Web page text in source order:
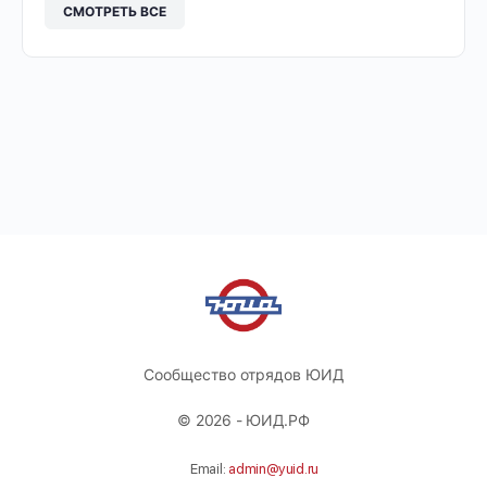
СМОТРЕТЬ ВСЕ
Сообщество отрядов ЮИД
© 2026 - ЮИД.РФ
Email: admin@yuid.ru